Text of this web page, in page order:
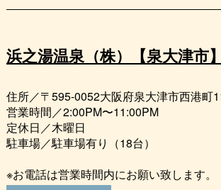
浜之湯温泉（株）【泉大津市】
住所／〒595-0052大阪府泉大津市西港町
営業時間／2:00PM〜11:00PM
定休日／木曜日
駐車場／駐車場有り（18台）
※お電話は営業時間内にお願い致します。